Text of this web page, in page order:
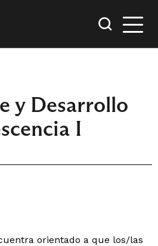
y Desarrollo
I
orientado a que los/las